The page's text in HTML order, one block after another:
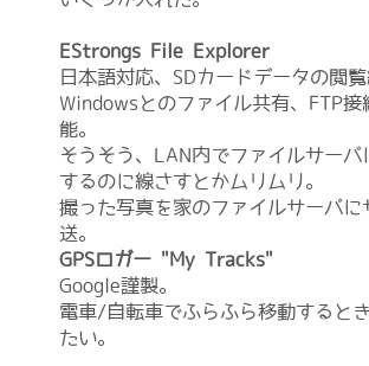
EStrongs File Explorer
日本語対応、SDカードデータの閲覧
Windowsとのファイル共有、FTP接
能。
そうそう、LAN内でファイルサーバ
するのに線さすとかムリムリ。
撮った写真を家のファイルサーバに
送。
GPSロガー "My Tracks"
Google謹製。
電車/自転車でふらふら移動すると
たい。